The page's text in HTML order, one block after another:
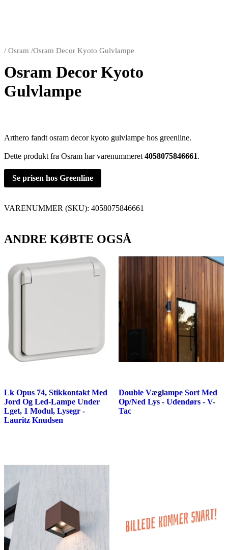
/ Osram /Osram Decor Kyoto Gulvlampe
Osram Decor Kyoto
Gulvlampe
Arthero fandt osram decor kyoto gulvlampe hos greenline.
Dette produkt fra Osram har varenummeret 4058075846661.
Se prisen hos Greenline
VARENUMMER (SKU): 4058075846661
ANDRE KØBTE OGSÅ
Lk Opus 74, Stikkontakt Med
Jord Og Led-Lampe Under
Lget, 1 Modul, Lysegr -
Lauritz Knudsen
Double Væglampe Sort Med
Op/Ned Lys - Udendørs - V-
Tac